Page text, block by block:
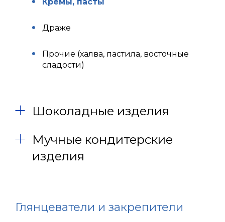
Драже
Прочие (халва, пастила, восточные
сладости)
Шоколадные изделия
Мучные кондитерские
изделия
Глянцеватели и закрепители